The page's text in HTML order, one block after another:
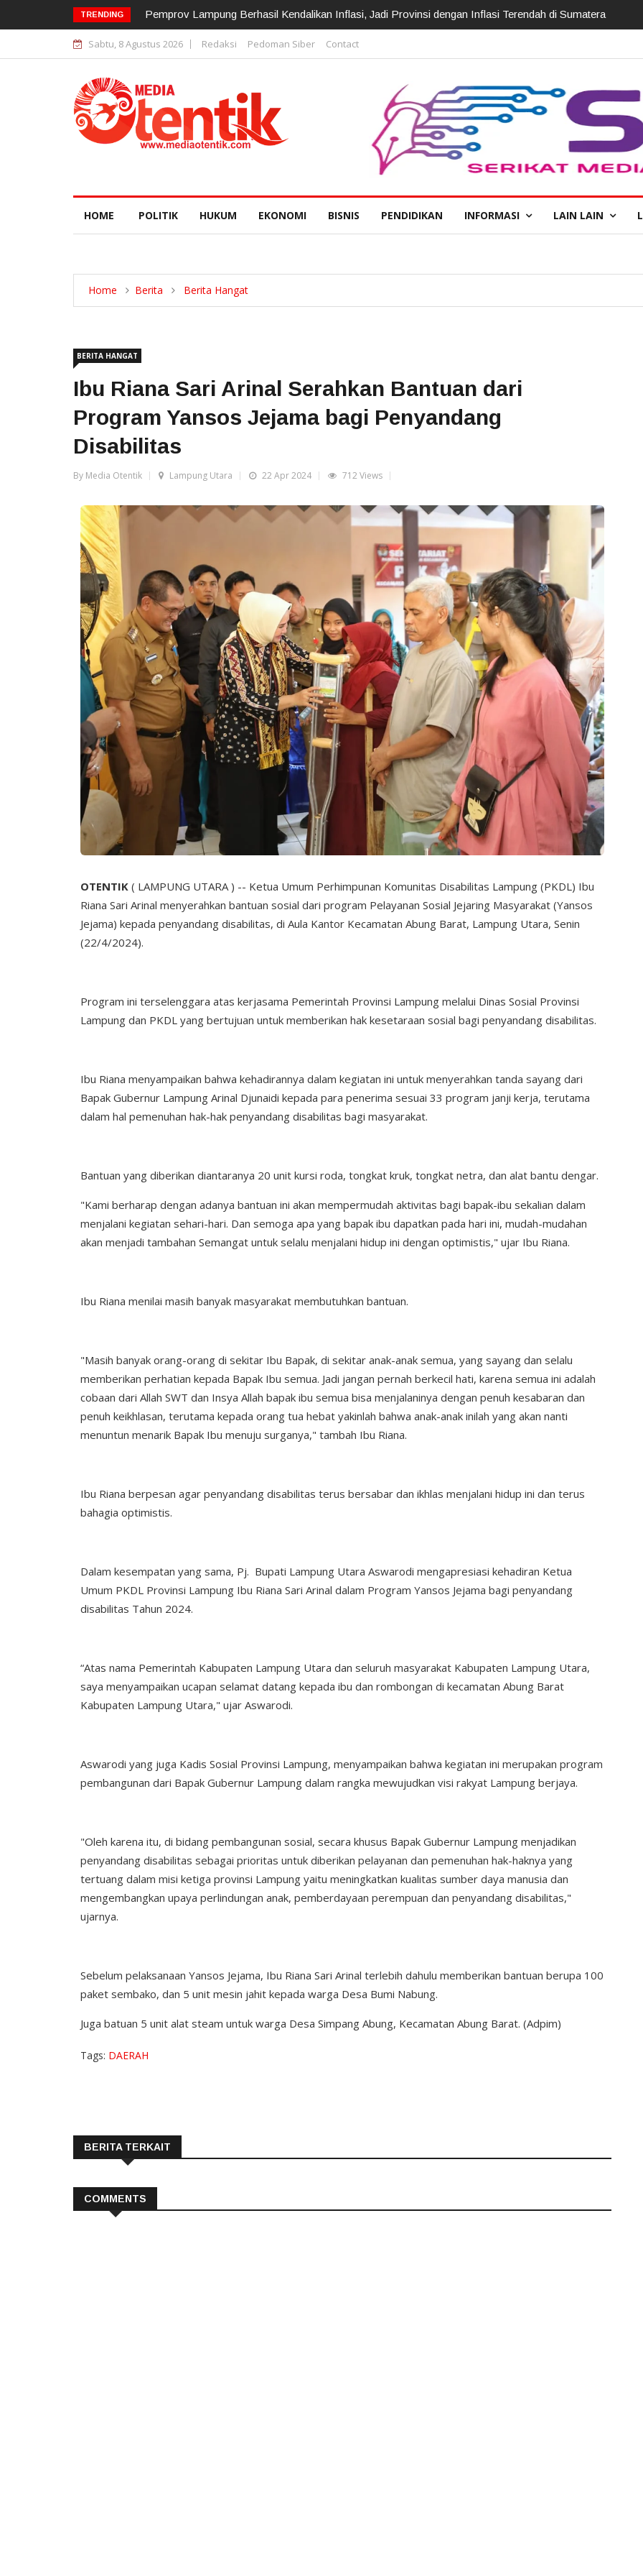
TRENDING 12 Pejabat Strategis Polda Lampung Dirotasi, Kapolda: Perkuat Pelayanan Polri Presisi
Sabtu, 8 Agustus 2026 Redaksi Pedoman Siber Contact
HOME POLITIK HUKUM EKONOMI BISNIS PENDIDIKAN INFORMASI LAIN LAIN
Home Berita Berita Hangat
BERITA HANGAT
Ibu Riana Sari Arinal Serahkan Bantuan dari
Program Yansos Jejama bagi Penyandang
Disabilitas
By Media Otentik Lampung Utara 22 Apr 2024 712 Views
OTENTIK ( LAMPUNG UTARA ) -- Ketua Umum Perhimpunan Komunitas Disabilitas Lampung (PKDL) Ibu
Riana Sari Arinal menyerahkan bantuan sosial dari program Pelayanan Sosial Jejaring Masyarakat (Yansos
Jejama) kepada penyandang disabilitas, di Aula Kantor Kecamatan Abung Barat, Lampung Utara, Senin
(22/4/2024).
Program ini terselenggara atas kerjasama Pemerintah Provinsi Lampung melalui Dinas Sosial Provinsi
Lampung dan PKDL yang bertujuan untuk memberikan hak kesetaraan sosial bagi penyandang disabilitas.
Ibu Riana menyampaikan bahwa kehadirannya dalam kegiatan ini untuk menyerahkan tanda sayang dari
Bapak Gubernur Lampung Arinal Djunaidi kepada para penerima sesuai 33 program janji kerja, terutama
dalam hal pemenuhan hak-hak penyandang disabilitas bagi masyarakat.
Bantuan yang diberikan diantaranya 20 unit kursi roda, tongkat kruk, tongkat netra, dan alat bantu dengar.
"Kami berharap dengan adanya bantuan ini akan mempermudah aktivitas bagi bapak-ibu sekalian dalam
menjalani kegiatan sehari-hari. Dan semoga apa yang bapak ibu dapatkan pada hari ini, mudah-mudahan
akan menjadi tambahan Semangat untuk selalu menjalani hidup ini dengan optimistis," ujar Ibu Riana.
Ibu Riana menilai masih banyak masyarakat membutuhkan bantuan.
"Masih banyak orang-orang di sekitar Ibu Bapak, di sekitar anak-anak semua, yang sayang dan selalu
memberikan perhatian kepada Bapak Ibu semua. Jadi jangan pernah berkecil hati, karena semua ini adalah
cobaan dari Allah SWT dan Insya Allah bapak ibu semua bisa menjalaninya dengan penuh kesabaran dan
penuh keikhlasan, terutama kepada orang tua hebat yakinlah bahwa anak-anak inilah yang akan nanti
menuntun menarik Bapak Ibu menuju surganya," tambah Ibu Riana.
Ibu Riana berpesan agar penyandang disabilitas terus bersabar dan ikhlas menjalani hidup ini dan terus
bahagia optimistis.
Dalam kesempatan yang sama, Pj. Bupati Lampung Utara Aswarodi mengapresiasi kehadiran Ketua
Umum PKDL Provinsi Lampung Ibu Riana Sari Arinal dalam Program Yansos Jejama bagi penyandang
disabilitas Tahun 2024.
“Atas nama Pemerintah Kabupaten Lampung Utara dan seluruh masyarakat Kabupaten Lampung Utara,
saya menyampaikan ucapan selamat datang kepada ibu dan rombongan di kecamatan Abung Barat
Kabupaten Lampung Utara," ujar Aswarodi.
Aswarodi yang juga Kadis Sosial Provinsi Lampung, menyampaikan bahwa kegiatan ini merupakan program
pembangunan dari Bapak Gubernur Lampung dalam rangka mewujudkan visi rakyat Lampung berjaya.
"Oleh karena itu, di bidang pembangunan sosial, secara khusus Bapak Gubernur Lampung menjadikan
penyandang disabilitas sebagai prioritas untuk diberikan pelayanan dan pemenuhan hak-haknya yang
tertuang dalam misi ketiga provinsi Lampung yaitu meningkatkan kualitas sumber daya manusia dan
mengembangkan upaya perlindungan anak, pemberdayaan perempuan dan penyandang disabilitas,"
ujarnya.
Sebelum pelaksanaan Yansos Jejama, Ibu Riana Sari Arinal terlebih dahulu memberikan bantuan berupa 100
paket sembako, dan 5 unit mesin jahit kepada warga Desa Bumi Nabung.
Juga batuan 5 unit alat steam untuk warga Desa Simpang Abung, Kecamatan Abung Barat. (Adpim)
Tags: DAERAH
BERITA TERKAIT
COMMENTS